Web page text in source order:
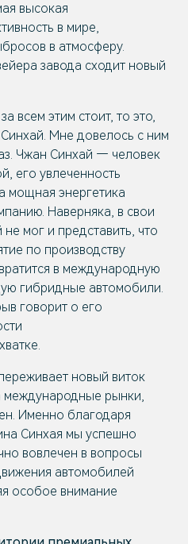
высокая
в мире,
в атмосферу.
завода сходит новый
всем этим стоит, то это,
Мне довелось с ним
Чжан Синхай — человек
его увлеченность
мощная энергетика
Наверняка, в свои
мог и представить, что
по производству
в международную
гибридные автомобили.
говорит о его
новый виток
международные рынки,
Именно благодаря
Синхая мы успешно
вовлечен в вопросы
автомобилей
особое внимание